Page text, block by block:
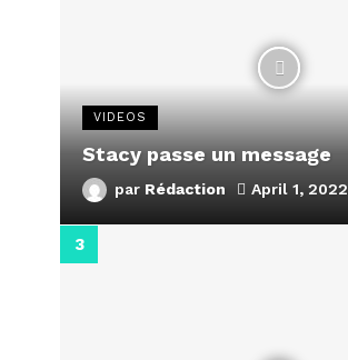
VIDEOS
Stacy passe un message
par Rédaction April 1, 2022